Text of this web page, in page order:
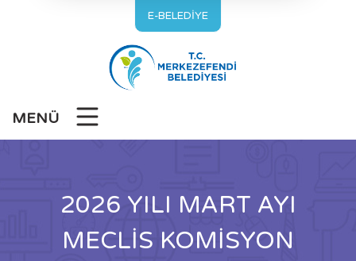
E-BELEDİYE
MENÜ
2026 YILI MART AYI
MECLİS KOMİSYON